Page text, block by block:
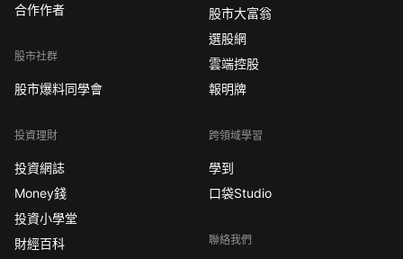
合作作者
股市社群
股市爆料同學會
投資理財
投資網誌
Money錢
投資小學堂
財經百科
股市大富翁
選股網
雲端控股
報明牌
跨領域學習
學到
口袋Studio
聯絡我們